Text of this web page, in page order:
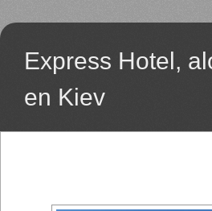
Express Hotel,
en Kiev